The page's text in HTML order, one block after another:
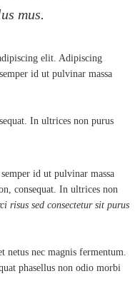
mus.
elit. Adipiscing
id ut pulvinar massa
In ultrices non purus
id ut pulvinar massa
consequat. In ultrices non
risus sed consectetur sit purus
netus nec magnis fermentum.
phasellus non odio morbi